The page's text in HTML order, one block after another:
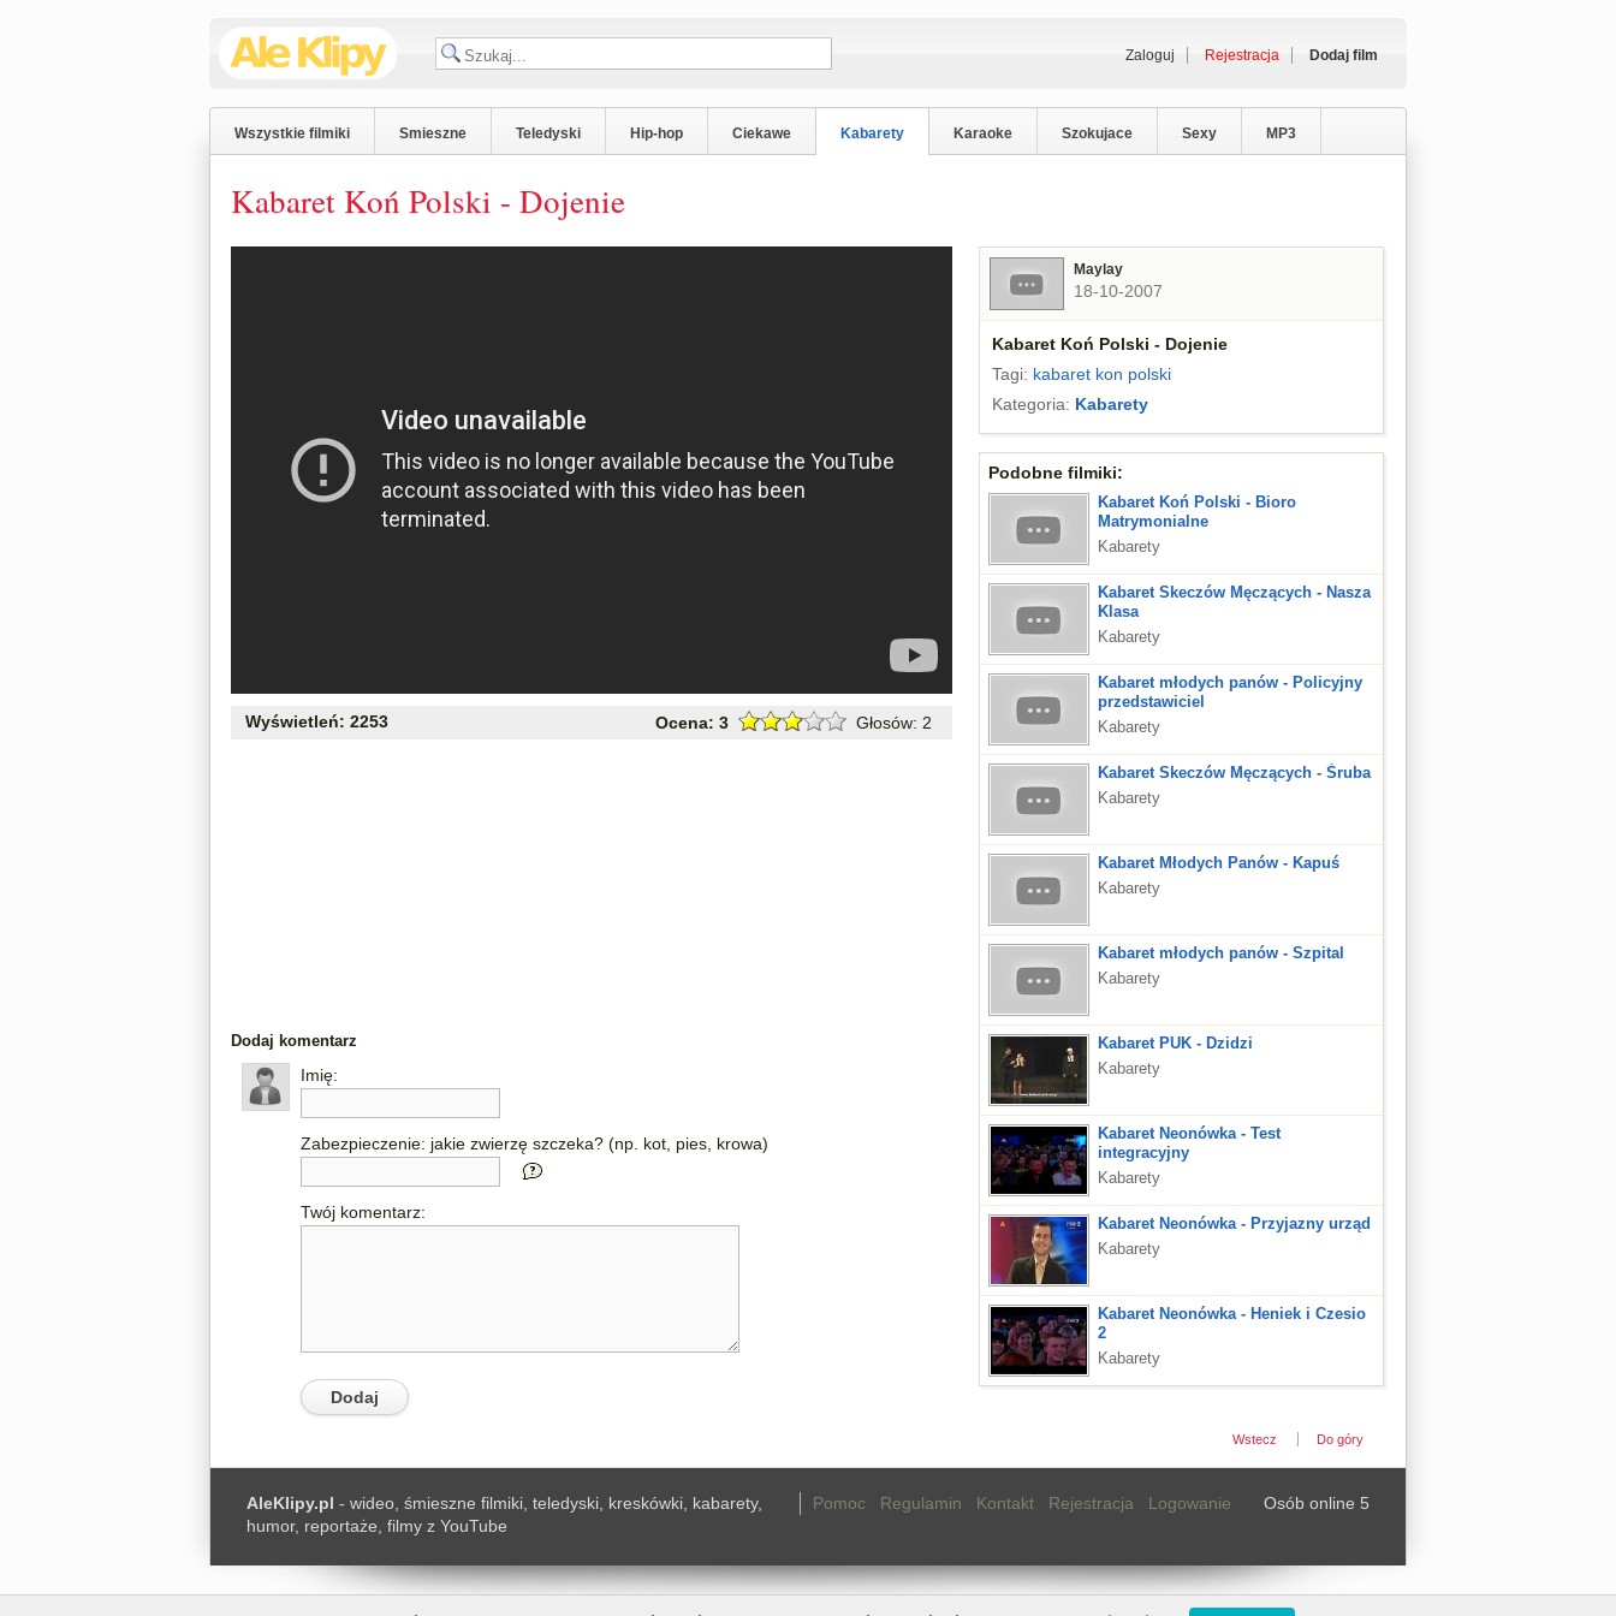
Zaloguj Rejestracja Dodaj film
Wszystkie filmiki Smieszne Teledyski Hip-hop Ciekawe Kabarety Karaoke Szokujace Sexy MP3
Kabaret Koń Polski - Dojenie
Wyświetleń: 2253 Ocena: 3 Głosów: 2
Dodaj komentarz
Imię:
Zabezpieczenie: jakie zwierzę szczeka? (np. kot, pies, krowa)
Twój komentarz:
Maylay
18-10-2007
Kabaret Koń Polski - Dojenie
Tagi: kabaret kon polski
Kategoria: Kabarety
Podobne filmiki:
Kabaret Koń Polski - Bioro
Matrymonialne
Kabarety
Kabaret Skeczów Męczących - Nasza
Klasa
Kabarety
Kabaret młodych panów - Policyjny
przedstawiciel
Kabarety
Kabaret Skeczów Męczących - Śruba
Kabarety
Kabaret Młodych Panów - Kapuś
Kabarety
Kabaret młodych panów - Szpital
Kabarety
Kabaret PUK - Dzidzi
Kabarety
Kabaret Neonówka - Test
integracyjny
Kabarety
Kabaret Neonówka - Przyjazny urząd
Kabarety
Kabaret Neonówka - Heniek i Czesio
2
Kabarety
Wstecz Do góry
AleKlipy.pl - wideo, śmieszne filmiki, teledyski, kreskówki, kabarety,
humor, reportaże, filmy z YouTube
Pomoc Regulamin Kontakt Rejestracja Logowanie Osób online 5